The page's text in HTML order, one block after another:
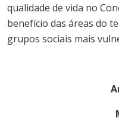
qualidade de vida no
benefício das áreas do
grupos sociais mais